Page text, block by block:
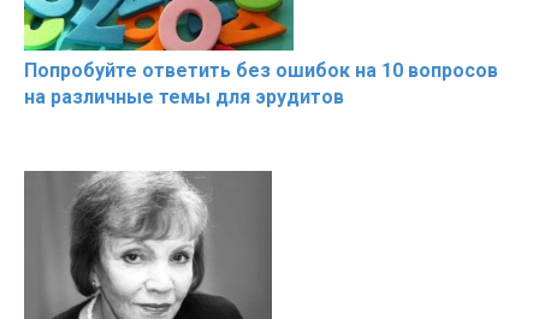
Попробуйте ответить без ошибок на 10 вопросов
на различные темы для эрудитов